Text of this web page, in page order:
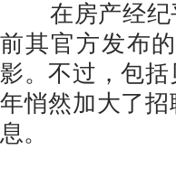
在房产经纪
前其官方发布
影。不过，包
年悄然加大了
息。